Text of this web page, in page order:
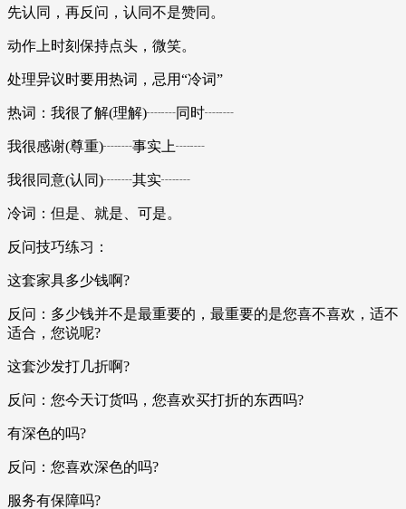
先认同，再反问，认同不是赞同。
动作上时刻保持点头，微笑。
处理异议时要用热词，忌用“冷词”
热词：我很了解(理解)┈┈同时┈┈
我很感谢(尊重)┈┈事实上┈┈
我很同意(认同)┈┈其实┈┈
冷词：但是、就是、可是。
反问技巧练习：
这套家具多少钱啊?
反问：多少钱并不是最重要的，最重要的是您喜不喜欢，适不
适合，您说呢?
这套沙发打几折啊?
反问：您今天订货吗，您喜欢买打折的东西吗?
有深色的吗?
反问：您喜欢深色的吗?
服务有保障吗?